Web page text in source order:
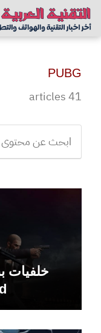
PUBG
41 articles